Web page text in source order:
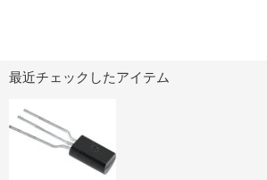
最近チェックしたアイテム